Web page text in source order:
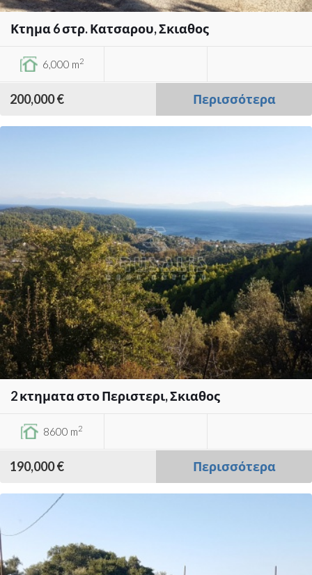
Κτημα 6 στρ. Κατσαρου, Σκιαθος
6,000 m2
200,000 € Περισσότερα
2 κτηματα στο Περιστερι, Σκιαθος
8600 m2
190,000 € Περισσότερα